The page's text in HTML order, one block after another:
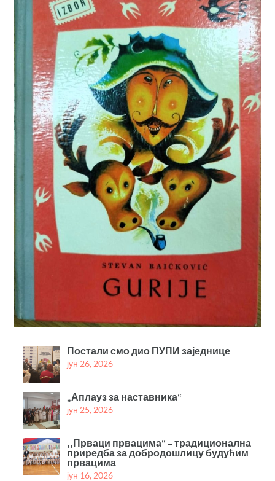
Постали смо дио ПУПИ заједнице
јун 26, 2026
„Аплауз за наставника“
јун 25, 2026
,,Прваци првацима“ – традиционална
приредба за добродошлицу будућим
првацима
јун 16, 2026